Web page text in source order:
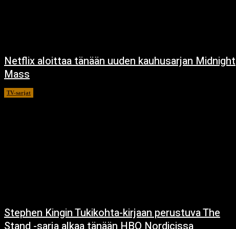
Netflix aloittaa tänään uuden kauhusarjan Midnight
Mass
TV-sarjat
Stephen Kingin Tukikohta-kirjaan perustuva The